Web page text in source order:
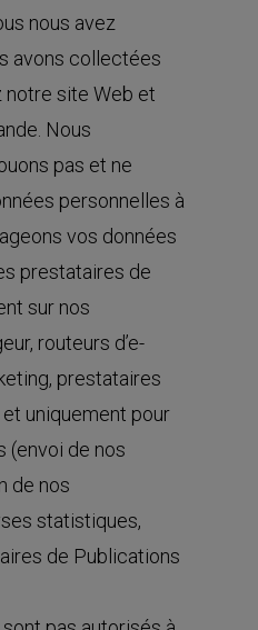
nous avez
avons collectées
notre site Web et
Nous
pas et ne
personnelles à
vos données
prestataires de
sur nos
routeurs d’e-
prestataires
uniquement pour
(envoi de nos
de nos
statistiques,
de Publications